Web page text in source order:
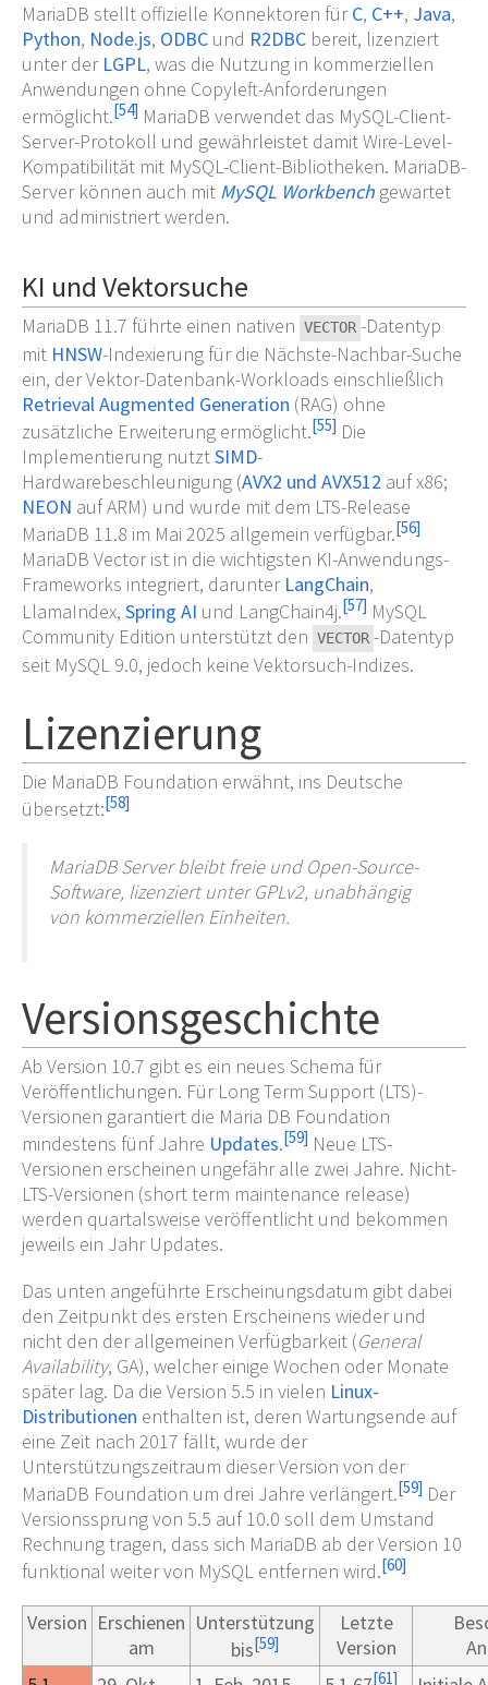
MariaDB stellt offizielle Konnektoren fürC, C++, Java,
Python, Node.js, ODBC und R2DBC bereit, lizenziert
unter der LGPL, was die Nutzung in kommerziellen
Anwendungen ohne Copyleft-Anforderungen
ermöglicht.[54] MariaDB verwendet das MySQL-Client-
Server-Protokoll und gewährleistet damit Wire-Level-
Kompatibilität mit MySQL-Client-Bibliotheken. MariaDB-
Server können auch mit MySQL Workbench gewartet
und administriert werden.
KI und Vektorsuche
MariaDB 11.7 führte einen nativen VECTOR -Datentyp
mit HNSW-Indexierung für die Nächste-Nachbar-Suche
ein, der Vektor-Datenbank-Workloads einschließlich
Retrieval Augmented Generation (RAG) ohne
zusätzliche Erweiterung ermöglicht.[55] Die
Implementierung nutztSIMD-
Hardwarebeschleunigung (AVX2 und AVX512 auf x86;
NEON auf ARM) und wurde mit dem LTS-Release
MariaDB 11.8 im Mai 2025 allgemein verfügbar.[56]
MariaDB Vector ist in die wichtigsten KI-Anwendungs-
Frameworks integriert, darunter LangChain,
LlamaIndex, Spring AI und LangChain4j.[57] MySQL
Community Edition unterstützt den VECTOR -Datentyp
seit MySQL 9.0, jedoch keine Vektorsuch-Indizes.
Lizenzierung
Die MariaDB Foundation erwähnt, ins Deutsche
übersetzt:[58]
MariaDB Server bleibt freie und Open-Source-
Software, lizenziert unter GPLv2, unabhängig
von kommerziellen Einheiten.
Versionsgeschichte
Ab Version 10.7 gibt es ein neues Schema für
Veröffentlichungen. Für Long Term Support (LTS)-
Versionen garantiert die Maria DB Foundation
mindestens fünf Jahre Updates.[59] Neue LTS-
Versionen erscheinen ungefähr alle zwei Jahre. Nicht-
LTS-Versionen (short term maintenance release)
werden quartalsweise veröffentlicht und bekommen
jeweils ein Jahr Updates.
Das unten angeführte Erscheinungsdatum gibt dabei
den Zeitpunkt des ersten Erscheinens wieder und
nicht den der allgemeinen Verfügbarkeit (General
Availability, GA), welcher einige Wochen oder Monate
später lag. Da die Version 5.5 in vielen Linux-
Distributionen enthalten ist, deren Wartungsende auf
eine Zeit nach 2017 fällt, wurde der
Unterstützungszeitraum dieser Version von der
MariaDB Foundation um drei Jahre verlängert.[59] Der
Versionssprung von 5.5 auf 10.0 soll dem Umstand
Rechnung tragen, dass sich MariaDB ab der Version 10
funktional weiter von MySQL entfernen wird.[60]
Version Erschienen
am
Unterstützung
bis[59]
Letzte
Version
[61]